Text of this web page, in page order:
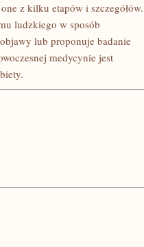
z kilku etapów i szczegółów.
ludzkiego w sposób
lub proponuje badanie
medycynie jest